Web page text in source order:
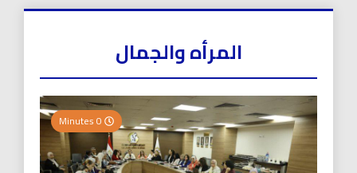
المرأه والجمال